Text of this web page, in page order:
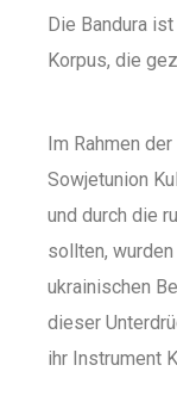
Die Bandura
Korpus, die
Im Rahmen
Sowjetunion
und durch die
sollten,
ukrainischen
dieser
ihr Instrument